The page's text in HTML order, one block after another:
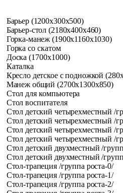
Барьер (1200x300x500)
Барьер-стол (2180x400x460)
Горка-манеж (1900x1160x1030)
Горка со скатом
Доска (1700x1000)
Каталка
Кресло детское с подножкой
Манеж общий (2700x1300x850)
Стол для компьютера
Стол воспитателя
Стол детский четырехместный /
Стол детский четырехместный /
Стол детский четырехместный /
Стол детский четырехместный /
Стол детский двухместный /
Стол детский двухместный /
Стол-трапеция /группа роста-0/
Стол-трапеция /группа роста-1/
Стол-трапеция /группа роста-2/